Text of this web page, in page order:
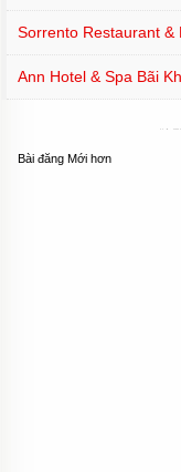
Sorrento Restaurant &
Ann Hotel & Spa Bãi
Bài đăng Mới hơn